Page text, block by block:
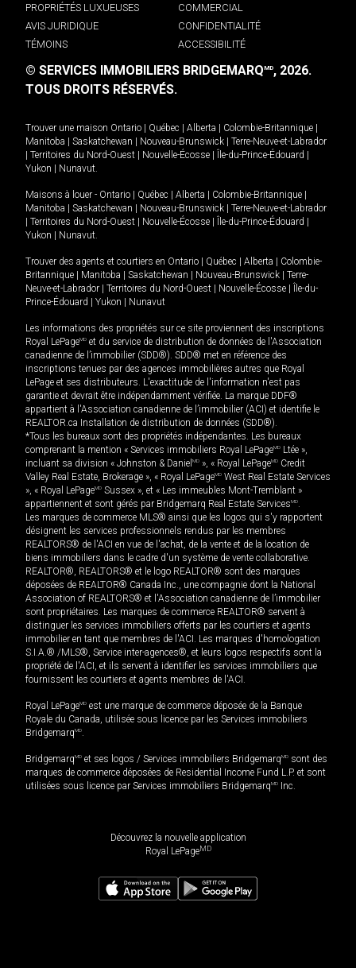
PROPRIÉTÉS LUXUEUSES
COMMERCIAL
AVIS JURIDIQUE
CONFIDENTIALITÉ
TÉMOINS
ACCESSIBILITÉ
© SERVICES IMMOBILIERS BRIDGEMARQMD, 2026.
TOUS DROITS RÉSERVÉS.
Trouver une maison Ontario Québec Alberta Colombie-Britannique
Manitoba
Saskatchewan Nouveau-Brunswick
Terre-Neuve-et-Labrador
Territoires du Nord-Ouest Nouvelle-Écosse Île-du-Prince-Édouard
Yukon
Nunavut.
Maisons à louer - Ontario Québec Alberta Colombie-Britannique
Manitoba
Saskatchewan Nouveau-Brunswick
Terre-Neuve-et-Labrador
Territoires du Nord-Ouest Nouvelle-Écosse Île-du-Prince-Édouard
Yukon
Nunavut.
Trouver des agents et courtiers en Ontario Québec Alberta
Colombie-
Britannique
Manitoba Saskatchewan Nouveau-Brunswick
Terre-
Neuve-et-Labrador
Territoires du Nord-Ouest Nouvelle-Écosse
Île-du-
Prince-Édouard
Yukon Nunavut
Les informations des propriétés sur ce site proviennent des inscriptions
Royal LePageMD et du service de distribution de données de l'Association
canadienne de l’immobilier (SDD®). SDD® met en référence des
inscriptions tenues par des agences immobilières autres que Royal
LePage et ses distributeurs. L'exactitude de l'information n'est pas
garantie et devrait être indépendamment vérifiée. La marque DDF®
appartient à l'Association canadienne de l’immobilier (ACI) et identifie le
REALTOR.ca Installation de distribution de données (SDD®).
*Tous les bureaux sont des propriétés indépendantes. Les bureaux
comprenant la mention « Services immobiliers Royal LePageMD Ltée »,
incluant sa division « Johnston & Daniel MD », « Royal LePageMD Credit
Valley Real Estate, Brokerage », « Royal LePageMD West Real Estate Services
», « Royal LePageMD Sussex », et « Les immeubles Mont-Tremblant »
appartiennent et sont gérés par Bridgemarq Real Estate ServicesMD.
Les marques de commerce MLS® ainsi que les logos qui s'y rapportent
désignent les services professionnels rendus par les membres
REALTORS® de l'ACI en vue de l'achat, de la vente et de la location de
biens immobiliers dans le cadre d'un système de vente collaborative.
REALTOR®, REALTORS® et le logo REALTOR® sont des marques
déposées de REALTOR® Canada Inc., une compagnie dont la National
Association of REALTORS® et l'Association canadienne de l’immobilier
sont propriétaires. Les marques de commerce REALTOR® servent à
distinguer les services immobiliers offerts par les courtiers et agents
immobilier en tant que membres de l'ACI. Les marques d'homologation
S.I.A.® /MLS®, Service inter-agences®, et leurs logos respectifs sont la
propriété de l'ACI, et ils servent à identifier les services immobiliers que
fournissent les courtiers et agents membres de l'ACI.
Royal LePageMD est une marque de commerce déposée de la Banque
Royale du Canada, utilisée sous licence par les Services immobiliers
BridgemarqMD.
BridgemarqMD et ses logos / Services immobiliers BridgemarqMD sont des
marques de commerce déposées de Residential Income Fund L.P. et sont
utilisées sous licence par Services immobiliers BridgemarqMD Inc.
Découvrez la nouvelle application
Royal LePageMD